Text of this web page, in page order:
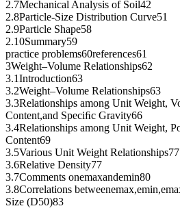
2.7Mechanical Analysis of Soil42
2.8Particle-Size Distribution Curve51
2.9Particle Shape58
2.10Summary59
practice problems60references61
3Weight–Volume Relationships62
3.1Introduction63
3.2Weight–Volume Relationships63
3.3Relationships among Unit Weight,
Content,and Speciﬁc Gravity66
3.4Relationships among Unit Weight,
Content69
3.5Various Unit Weight Relationships77
3.6Relative Density77
3.7Comments onemaxandemin80
3.8Correlations
Size (D50)83